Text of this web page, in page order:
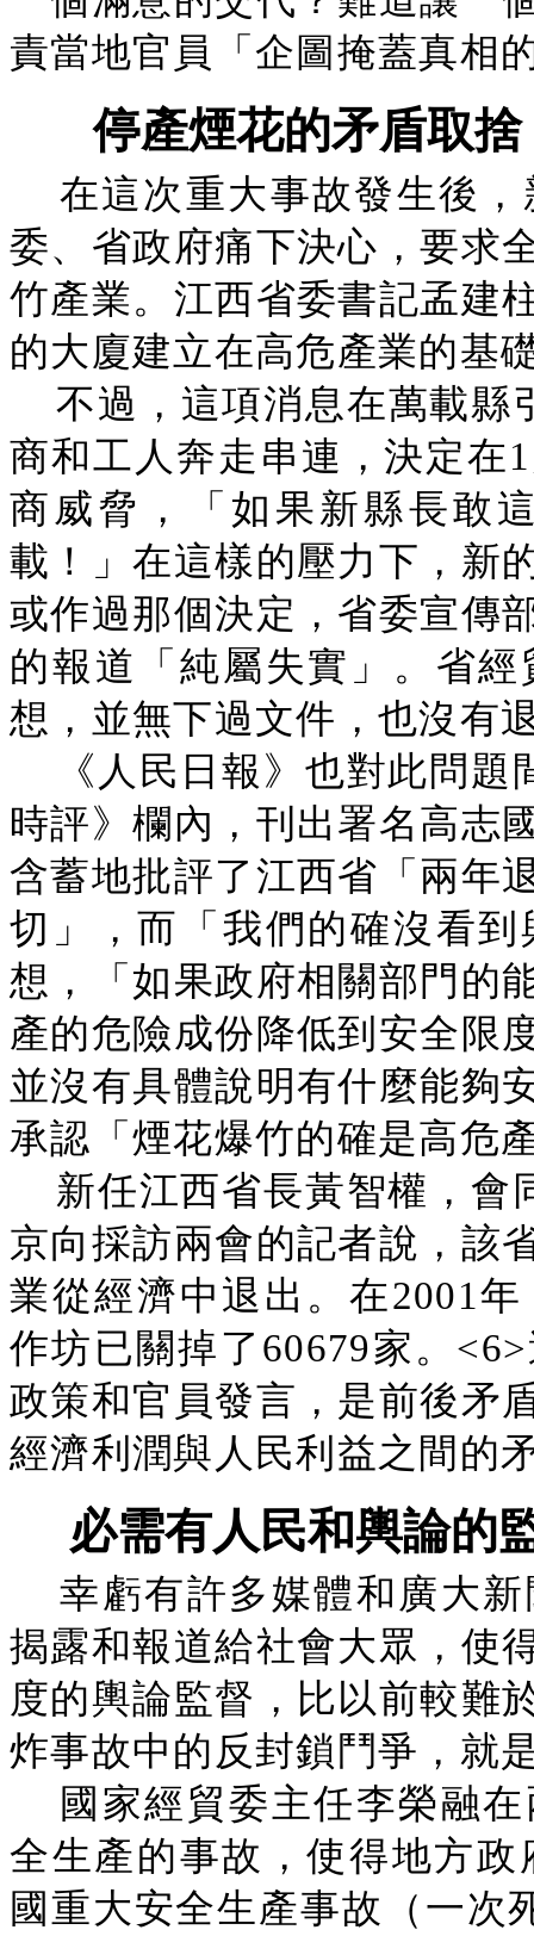
責當地官員「企圖掩蓋真相
停產煙花的矛盾取捨
在這次重大事故發生後
委、省政府痛下決心，要求
竹產業。江西省委書記孟建
的大廈建立在高危產業的基
不過，這項消息在萬載縣
商和工人奔走串連，決定在
商威脅，「如果新縣長敢
載！」在這樣的壓力下，新
或作過那個決定，省委宣傳
的報道「純屬失實」。省
想，並無下過文件，也沒有
《人民日報》也對此問
時評》欄內，刊出署名高志
含蓄地批評了江西省「兩年
切」，而「我們的確沒看
想，「如果政府相關部門的
產的危險成份降低到安全限
並沒有具體說明有什麼能夠
承認「煙花爆竹的確是高危
新任江西省長黃智權，會
京向採訪兩會的記者說，該
業從經濟中退出。在2001
作坊已關掉了60679家。
政策和官員發言，是前後矛
經濟利潤與人民利益之間的
必需有人民和輿論的
幸虧有許多媒體和廣大
揭露和報道給社會大眾，使
度的輿論監督，比以前較難
炸事故中的反封鎖鬥爭，就
國家經貿委主任李榮融
全生產的事故，使得地方
國重大安全生產事故（一次